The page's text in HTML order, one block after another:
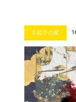
本能寺の変